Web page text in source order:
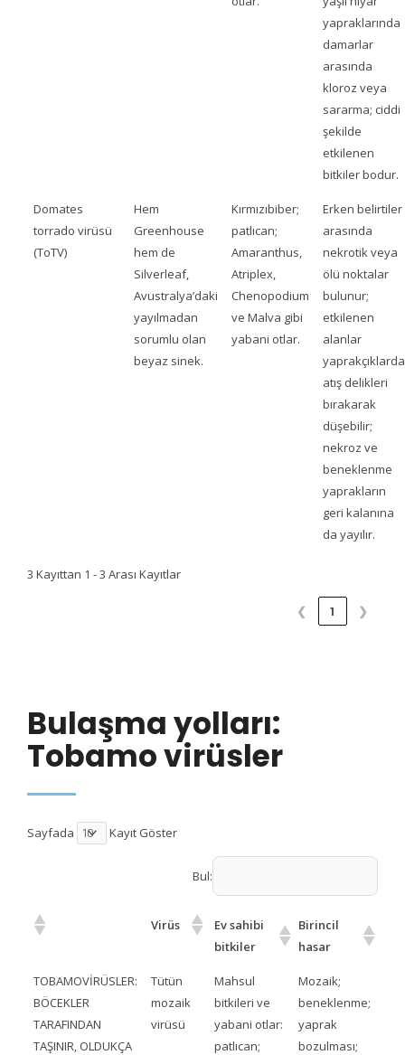
yapraklarında
damarlar
arasında
kloroz veya
sararma; ciddi
şekilde
etkilenen
bitkiler bodur.
Domates
torrado virüsü
(ToTV)
Hem
Greenhouse
hem de
Silverleaf,
Avustralya’daki
yayılmadan
sorumlu olan
beyaz sinek.
Kırmızıbiber;
patlıcan;
Amaranthus,
Atriplex,
Chenopodium
ve Malva gibi
yabani otlar.
Erken belirtiler
arasında
nekrotik veya
ölü noktalar
bulunur;
etkilenen
alanlar
yaprakçıklarda
atış delikleri
bırakarak
düşebilir;
nekroz ve
beneklenme
yaprakların
geri kalanına
da yayılır.
3 Kayıttan 1 - 3 Arası Kayıtlar
❮ 1 ❯
Bulaşma yolları:
Tobamo virüsler
Sayfada Kayıt Göster
Bul:
Virüs
Ev sahibi
bitkiler
Birincil
hasar
TOBAMOVİRÜSLER:
BÖCEKLER
TARAFINDAN
TAŞINIR, OLDUKÇA
Tütün
mozaik
virüsü
Mahsul
bitkileri ve
yabani otlar:
patlıcan;
Mozaik;
beneklenme;
yaprak
bozulması;